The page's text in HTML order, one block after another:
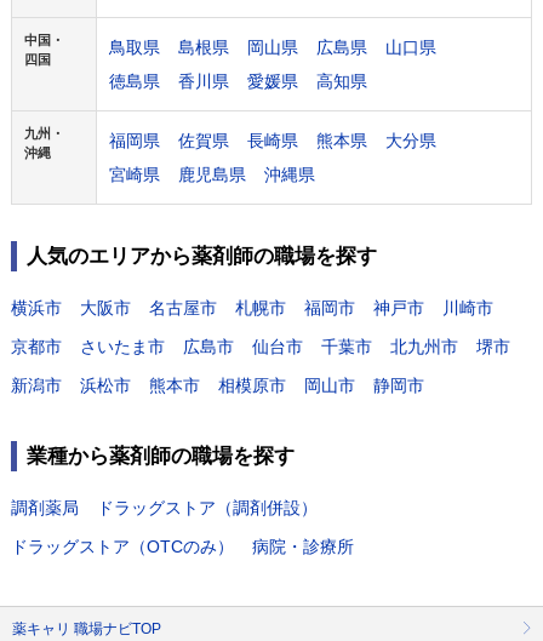
中国・
四国
鳥取県 島根県 岡山県 広島県
山口県
徳島県
香川県 愛媛県 高知県
九州・
沖縄
福岡県 佐賀県 長崎県 熊本県
大分県
宮崎県
鹿児島県 沖縄県
人気のエリアから薬剤師の職場を探す
横浜市 大阪市 名古屋市 札幌市 福岡市 神戸市
川崎市
京都市
さいたま市 広島市 仙台市 千葉市 北九州市
堺市
新潟市
浜松市 熊本市 相模原市 岡山市 静岡市
業種から薬剤師の職場を探す
調剤薬局
ドラッグストア（調剤併設）
ドラッグストア（OTCのみ）
病院・診療所
薬キャリ 職場ナビTOP